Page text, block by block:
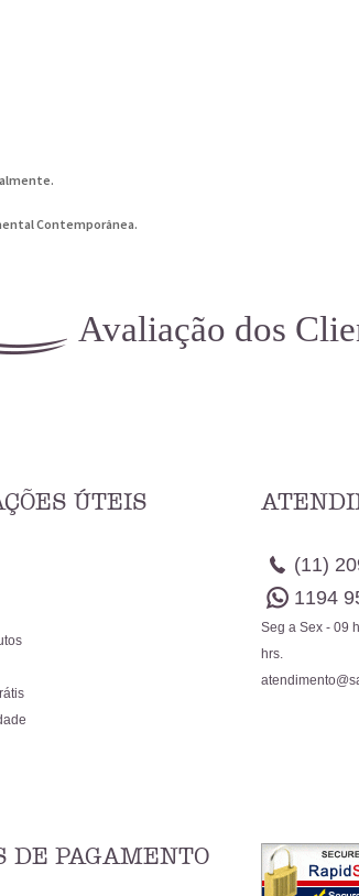
Contemporânea.
Avaliação dos
ÚTEIS
(11)
1194
Seg a Sex - 09
hrs.
DE PAGAMENTO